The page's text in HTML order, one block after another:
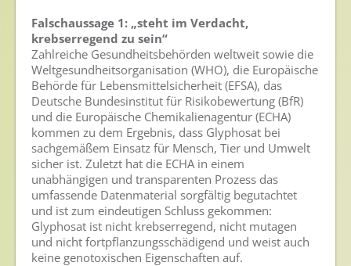
Entsorgung von Pflanzenschutzmittel-Leergebinden
Die IGP
Zum Verband
Ansprechpersonen
Veranstaltungen & Aktionen
Presse
Pressemitteilungen
Pressebilder
Pressemappe
Falschaussage 1: „steht im Verdacht,
krebserregend zu sein“
Zahlreiche Gesundheitsbehörden weltweit sowie die
Weltgesundheitsorganisation (WHO), die Europäische
Behörde für Lebensmittelsicherheit (EFSA), das
Deutsche Bundesinstitut für Risikobewertung (BfR)
und die Europäische Chemikalienagentur (ECHA)
kommen zu dem Ergebnis, dass Glyphosat bei
sachgemäßem Einsatz für Mensch, Tier und Umwelt
sicher ist. Zuletzt hat die ECHA in einem
unabhängigen und transparenten Prozess das
umfassende Datenmaterial sorgfältig begutachtet
und ist zum eindeutigen Schluss gekommen:
Glyphosat ist nicht krebserregend, nicht mutagen
und nicht fortpflanzungsschädigend und weist auch
keine genotoxischen Eigenschaften auf.